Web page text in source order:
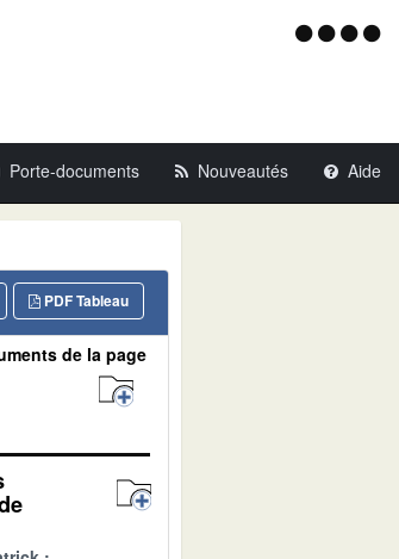
Menu
Porte-documents Nouveautés Aide
PDF Tableau
de la page